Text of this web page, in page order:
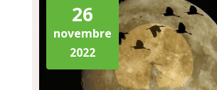
26
novembre
2022